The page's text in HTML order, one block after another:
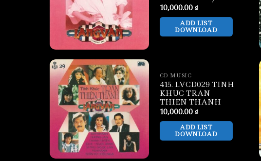
10,000.00 ₫
ADD LIST
DOWNLOAD
CD MUSIC
415. LVCD029 TINH
KHUC TRAN
THIEN THANH
10,000.00 ₫
ADD LIST
DOWNLOAD